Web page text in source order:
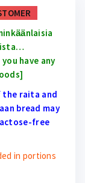
have any
raita and
bread may
free
in portions